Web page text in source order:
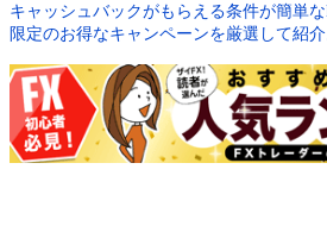
キャッシュバックがもらえる条件が簡単
限定のお得なキャンペーンを厳選して紹介